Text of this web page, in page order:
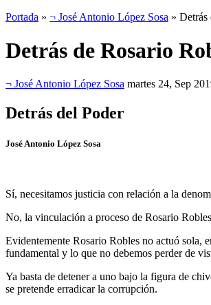
Portada » ¬ José Antonio López Sosa » Detrás
Detrás de Rosario
¬ José Antonio López Sosa martes 24, Sep
Detrás del Poder
José Antonio López Sosa
Sí, necesitamos justicia con relación a la
No, la vinculación a proceso de Rosario
Evidentemente Rosario Robles no actuó sola,
fundamental y lo que no debemos perder de
Ya basta de detener a uno bajo la figura de
se pretende erradicar la corrupción.